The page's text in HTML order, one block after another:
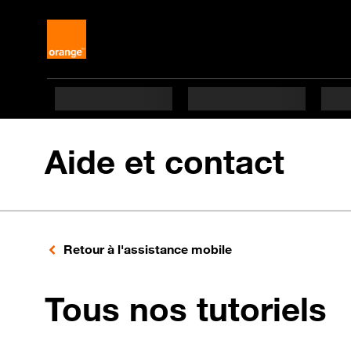
Aide et contact
Retour à l'assistance mobile
Tous nos tutoriels